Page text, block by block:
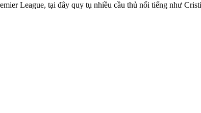
League, tại đây quy tụ nhiều cầu thủ nổi tiếng như